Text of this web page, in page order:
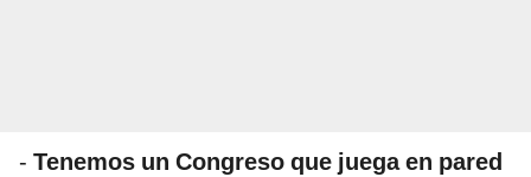
- Tenemos un Congreso que juega en pared